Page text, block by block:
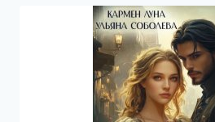
КТО
ЗДЕСЬ
НЕВЕСТА
ДРАКОНА?!
—
КАРМЕН
ЛУНА